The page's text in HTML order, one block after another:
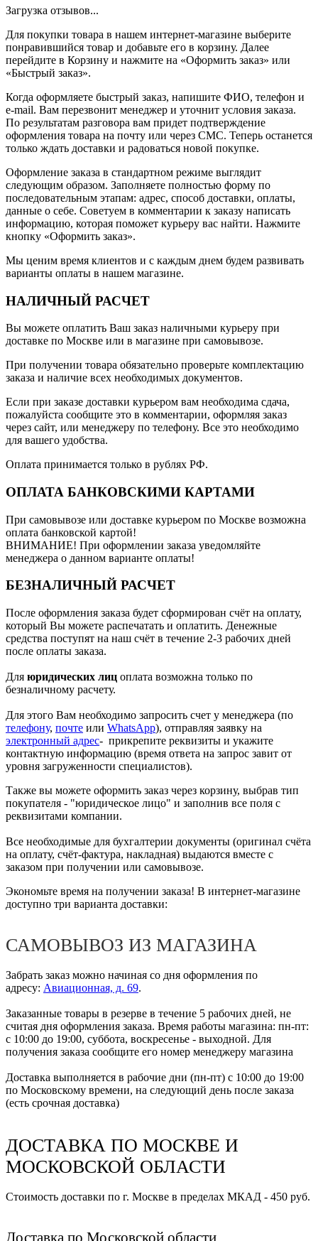
Загрузка отзывов...
Для покупки товара в нашем интернет-магазине выберите
понравившийся товар и добавьте его в корзину. Далее
перейдите в Корзину и нажмите на «Оформить заказ» или
«Быстрый заказ».
Когда оформляете быстрый заказ, напишите ФИО, телефон и
e-mail. Вам перезвонит менеджер и уточнит условия заказа.
По результатам разговора вам придет подтверждение
оформления товара на почту или через СМС. Теперь останется
только ждать доставки и радоваться новой покупке.
Оформление заказа в стандартном режиме выглядит
следующим образом. Заполняете полностью форму по
последовательным этапам: адрес, способ доставки, оплаты,
данные о себе. Советуем в комментарии к заказу написать
информацию, которая поможет курьеру вас найти. Нажмите
кнопку «Оформить заказ».
Мы ценим время клиентов и с каждым днем будем развивать
варианты оплаты в нашем магазине.
НАЛИЧНЫЙ РАСЧЕТ
Вы можете оплатить Ваш заказ наличными курьеру при
доставке по Москве или в магазине при самовывозе.
При получении товара обязательно проверьте комплектацию
заказа и наличие всех необходимых документов.
Если при заказе доставки курьером вам необходима сдача,
пожалуйста сообщите это в комментарии, оформляя заказ
через сайт, или менеджеру по телефону. Все это необходимо
для вашего удобства.
Оплата принимается только в рублях РФ.
ОПЛАТА БАНКОВСКИМИ КАРТАМИ
При самовывозе или доставке курьером по Москве возможна
оплата банковской картой!
ВНИМАНИЕ! При оформлении заказа уведомляйте
менеджера о данном варианте оплаты!
БЕЗНАЛИЧНЫЙ РАСЧЕТ
После оформления заказа будет сформирован счёт на оплату,
который Вы можете распечатать и оплатить. Денежные
средства поступят на наш счёт в течение 2-3 рабочих дней
после оплаты заказа.
Для юридических лиц оплата возможна только по
безналичному расчету.
Для этого Вам необходимо запросить счет у менеджера (по
телефону, почте или WhatsApp), отправляя заявку на
электронный адрес- прикрепите реквизиты и укажите
контактную информацию (время ответа на запрос завит от
уровня загруженности специалистов).
Также вы можете оформить заказ через корзину, выбрав тип
покупателя - "юридическое лицо" и заполнив все поля с
реквизитами компании.
Все необходимые для бухгалтерии документы (оригинал счёта
на оплату, счёт-фактура, накладная) выдаются вместе с
заказом при получении или самовывозе.
Экономьте время на получении заказа! В интернет-магазине
доступно три варианта доставки:
САМОВЫВОЗ ИЗ МАГАЗИНА
Забрать заказ можно начиная со дня оформления по
адресу: Авиационная, д. 69.
Заказанные товары в резерве в течение 5 рабочих дней, не
считая дня оформления заказа. Время работы магазина: пн-пт:
с 10:00 до 19:00, суббота, воскресенье - выходной. Для
получения заказа сообщите его номер менеджеру магазина
Доставка выполняется в рабочие дни (пн-пт) с 10:00 до 19:00
по Московскому времени, на следующий день после заказа
(есть срочная доставка)
ДОСТАВКА ПО МОСКВЕ И
МОСКОВСКОЙ ОБЛАСТИ
Стоимость доставки по г. Москве в пределах МКАД - 450 руб.
Доставка по Московской области